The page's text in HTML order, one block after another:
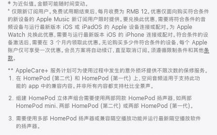
页
页
脚
注
‡ 为近似值。金额可能随时间变动。
⁺ 仅限新订阅用户。免费试用期结束后，每月收费为 RMB 12。优惠仅面向购买符合条件
的新设备的 Apple Music 新订阅用户限时提供。要兑换此优惠，需要将符合条件的音
频设备与运行最新版本 iOS 或 iPadOS 的 Apple 设备连接或配对。为 Apple
Watch 兑换此优惠，需要与运行最新版本 iOS 的 iPhone 连接或配对。符合条件的设
备激活后，需要在 3 个月内领取此优惠。无论购买多少件符合条件的设备，每个 Apple
账户仅可享受一次优惠。会员方案将自动续订，直至取消订阅。须遵循限制条件和其他条
款。
窗
口
中
打
开)
** AppleCare+ 服务计划可为使用过程中发生的意外损坏提供不限次数的保修服务。
在 HomePod (第二代) 和 HomePod (第一代) 上，空间音频适用于支持此功
能的 app 中的兼容内容。并非所有内容都支持杜比全景声。
组建 HomePod 立体声组合需要使用两部同款 HomePod 扬声器，如两部
HomePod mini、两部 HomePod (第二代) 或两部 HomePod (第一代)。
需要使用多部 HomePod 扬声器或兼容隔空播放功能并运行最新隔空播放软件
的扬声器。